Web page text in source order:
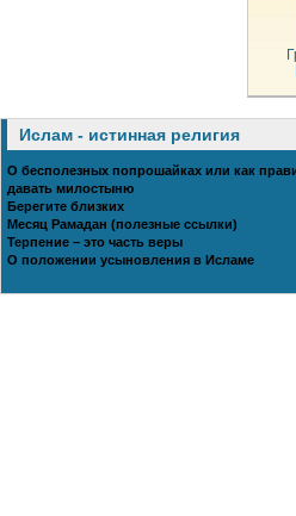
Ислам - истинная религия
О бесполезных попрошайках или как
давать милостыню
Берегите близких
Месяц Рамадан (полезные ссылки)
Терпение – это часть веры
О положении усыновления в Исламе